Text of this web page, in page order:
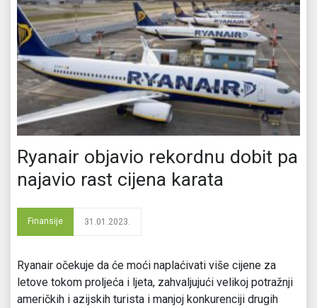
Ryanair objavio rekordnu dobit pa
najavio rast cijena karata
Finansije 31.01.2023.
Ryanair očekuje da će moći naplaćivati više cijene za
letove tokom proljeća i ljeta, zahvaljujući velikoj potražnji
američkih i azijskih turista i manjoj konkurenciji drugih